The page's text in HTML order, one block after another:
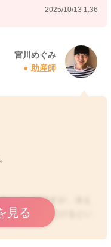
2025/10/13 1:36
宮川めぐみ
助産師
についてですが、冷え
温めていただけるとい
したら、初めのうちは
見る